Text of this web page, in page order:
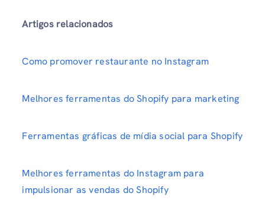
Artigos relacionados
Como promover restaurante no Instagram
Melhores ferramentas do Shopify para marketing
Ferramentas gráficas de mídia social para Shopify
Melhores ferramentas do Instagram para
impulsionar as vendas do Shopify